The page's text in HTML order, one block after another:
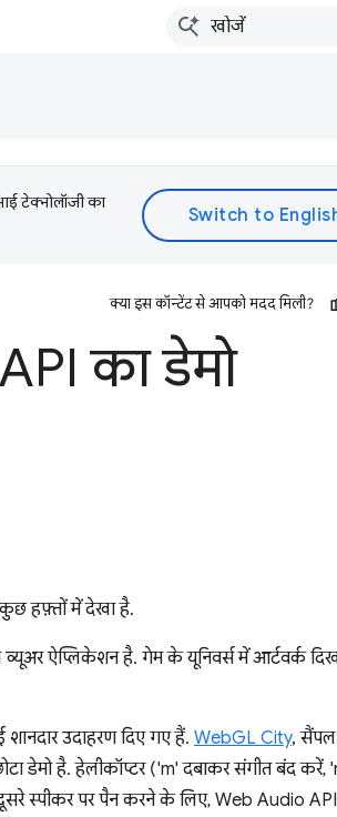
टेक्नोलॉजी का
क्या इस कॉन्टेंट से आपको मदद मिली?
का डेमो
हफ़्तों में देखा है.
ऐप्लिकेशन है. गेम के यूनिवर्स में आर्टवर्क
उदाहरण दिए गए हैं. WebGL City,
डेमो है. हेलीकॉप्टर ('m' दबाकर संगीत बंद करें,
स्पीकर पर पैन करने के लिए, Web Audio